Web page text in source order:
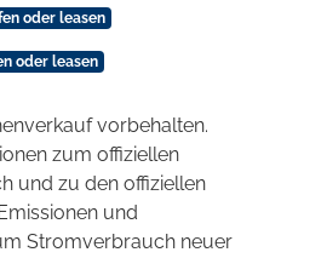
oder leasen
oder leasen
vorbehalten.
zum offiziellen
und zu den offiziellen
und
Stromverbrauch neuer